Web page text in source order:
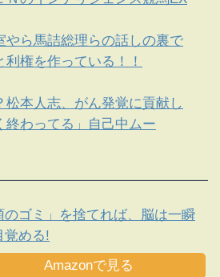
やら馬詰総理らの話しの裏で
権を作っている！！
松本人志、がん発覚に貢献し
終わってる」自己中ムー
のゴミ」を捨てれば、脳は一瞬
覚める!
Amazonで見る